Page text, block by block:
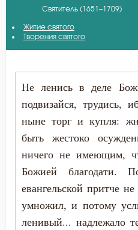
Бог
Богопознание
Богоугождение
Будущее
Вечные муки
Амвросий Оптинский
Антоний Великий
Антоний Оптинский
Василий Великий
Диадох
Димитрий Ростовский
Ефрем Сирин
Святитель (1651–1709)
Житие святого
Творения святого
Не ленись в деле
подвизайся, трудись,
ныне торг и купля:
быть жестоко
ничего не имеющим,
Божией благодати.
евангельской притче
умножил, и потому
ленивый... надлежало